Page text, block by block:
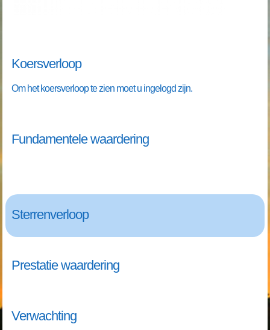
Koersverloop
Om het koersverloop te zien moet u ingelogd zijn.
Fundamentele waardering
Sterrenverloop
Prestatie waardering
Verwachting